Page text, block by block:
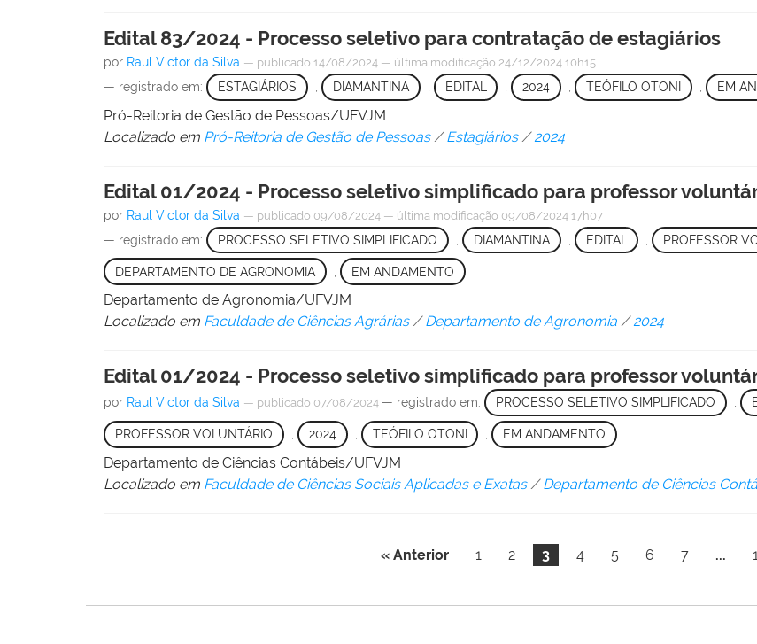
Edital 83/2024 - Processo seletivo para contratação de estagiários
por Raul Victor da Silva — publicado 14/08/2024 — última modificação 24/12/2024 10h15
— registrado em: ESTAGIÁRIOS , DIAMANTINA , EDITAL , 2024 , TEÓFILO OTONI , EM
Pró-Reitoria de Gestão de Pessoas/UFVJM
Localizado em Pró-Reitoria de Gestão de Pessoas /Estagiários /2024
Edital 01/2024 - Processo seletivo simplificado para professor
por Raul Victor da Silva — publicado 09/08/2024 — última modificação 09/08/2024 17h07
— registrado em: PROCESSO SELETIVO SIMPLIFICADO DIAMANTINA EDITAL , PROFESSOR
DEPARTAMENTO DE AGRONOMIA EM ANDAMENTO
Departamento de Agronomia/UFVJM
Localizado em Faculdade de Ciências Agrárias /Departamento de Agronomia /2024
Edital 01/2024 - Processo seletivo simplificado para professor
por Raul Victor da Silva — publicado 07/08/2024 — registrado em: PROCESSO SELETIVO SIMPLIFICADO ,
PROFESSOR VOLUNTÁRIO 2024 TEÓFILO OTONI , EM ANDAMENTO
Departamento de Ciências Contábeis/UFVJM
Localizado em Faculdade de Ciências Sociais Aplicadas e Exatas /Departamento de Ciências
« Anterior 1 2 3 4 5 6 7 ...